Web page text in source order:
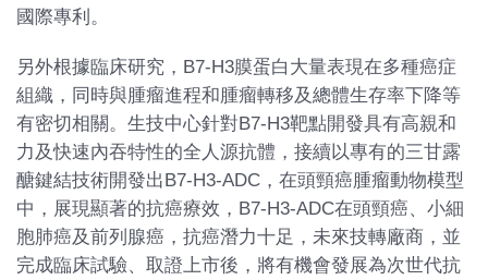
國際專利。
另外根據臨床研究，B7-H3膜蛋白大量表現在多種癌症
組織，同時與腫瘤進程和腫瘤轉移及總體生存率下降等
有密切相關。生技中心針對B7-H3靶點開發具有高親和
力及快速內吞特性的全人源抗體，接續以專有的三甘露
醣鍵結技術開發出B7-H3-ADC，在頭頸癌腫瘤動物模型
中，展現顯著的抗癌療效，B7-H3-ADC在頭頸癌、小細
胞肺癌及前列腺癌，抗癌潛力十足，未來技轉廠商，並
完成臨床試驗、取證上市後，將有機會發展為次世代抗